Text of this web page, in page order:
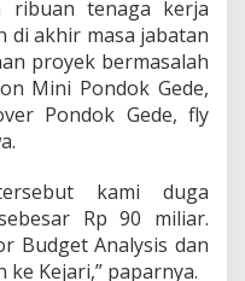
ribuan tenaga kerja
di akhir masa jabatan
proyek bermasalah
Mini Pondok Gede,
Pondok Gede, fly
kami duga
Rp 90 miliar.
Budget Analysis dan
Kejari,” paparnya.